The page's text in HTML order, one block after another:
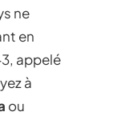
ne
en
appelé
à
ou